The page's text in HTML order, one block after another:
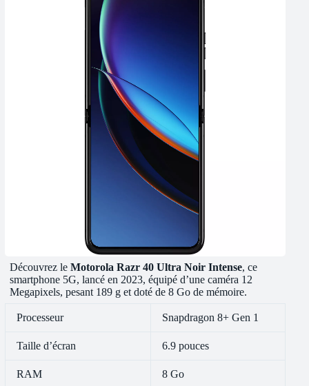
Découvrez leMotorola Razr 40 Ultra Noir Intense, ce
smartphone 5G, lancé en 2023, équipé d’une caméra 12
Megapixels, pesant 189 g et doté de 8 Go de mémoire.
Processeur Snapdragon 8+ Gen 1
Taille d’écran 6.9 pouces
RAM 8 Go